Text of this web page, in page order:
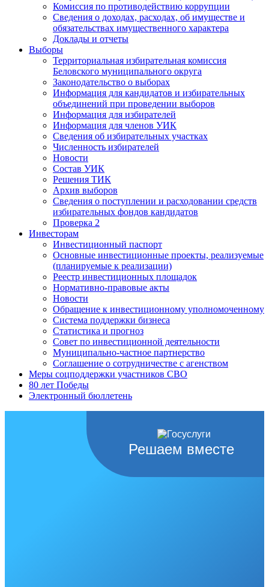
Комиссия по противодействию коррупции
Сведения о доходах, расходах, об имуществе и
обязательствах имущественного характера
Доклады и отчеты
Выборы
Территориальная избирательная комиссия
Беловского муниципального округа
Законодательство о выборах
Информация для кандидатов и избирательных
объединений при проведении выборов
Информация для избирателей
Информация для членов УИК
Сведения об избирательных участках
Численность избирателей
Новости
Состав УИК
Решения ТИК
Архив выборов
Сведения о поступлении и расходовании средств
избирательных фондов кандидатов
Проверка 2
Инвесторам
Инвестиционный паспорт
Основные инвестиционные проекты, реализуемые
(планируемые к реализации)
Реестр инвестиционных площадок
Нормативно-правовые акты
Новости
Обращение к инвестиционному уполномоченному
Система поддержки бизнеса
Статистика и прогноз
Совет по инвестиционной деятельности
Муниципально-частное партнерство
Соглашение о сотрудничестве с агенством
Меры соцподдержки участников СВО
80 лет Победы
Электронный бюллетень
Решаем вместе